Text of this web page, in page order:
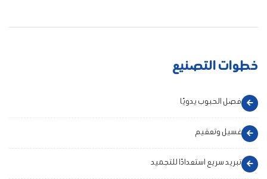
خطوات التصنيع
فصل الحبوب يدويًا
غسيل وتعقيم
تبريد سريع استعدادًا للتجميد